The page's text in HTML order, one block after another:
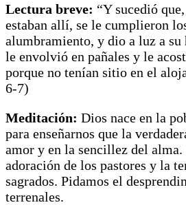
Lectura breve: “Y sucedió
estaban allí, se le cumplieron
alumbramiento, y dio a luz a
le envolvió en pañales y le
porque no tenían sitio en el
6-7)
Meditación: Dios nace en la
para enseñarnos que la
amor y en la sencillez del
adoración de los pastores y la
sagrados. Pidamos el
terrenales.